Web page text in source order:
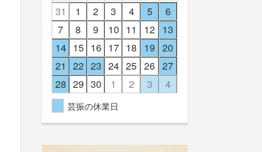
31
1 2 3 4 5
6
7
8 9 10 11 12 13
14 15 16 17 18 19 20
21
22 23 24 25 26 27
28 29 30 1 2 3 4
芸振の休業日